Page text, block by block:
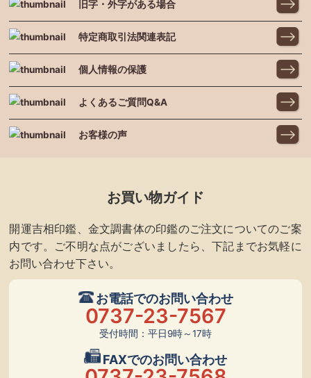
旧字・外字がある場合
特定商取引法関連表記
個人情報の保護
よくあるご質問Q&A
お客様の声
お買い物ガイド
開運吉相印鑑、金文調書体の印鑑のご注文についてのご案
内です。ご不明な点がございましたら、下記までお気軽に
お問い合わせ下さい。
お電話でのお問い合わせ
0737-23-7567
受付時間：平日9時～17時
FAXでのお問い合わせ